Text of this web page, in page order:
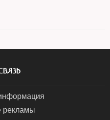
рекламы